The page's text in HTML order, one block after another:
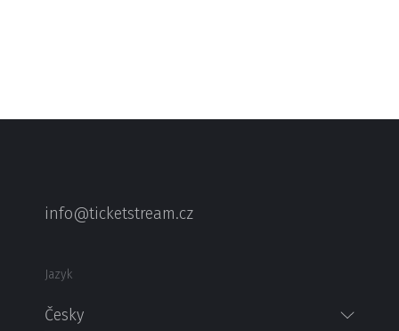
info@ticketstream.cz
Jazyk
Česky